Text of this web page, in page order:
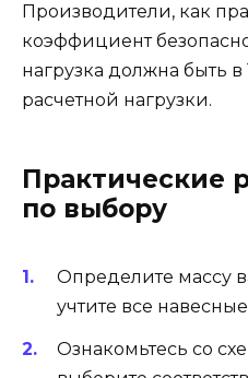
Производители, как
коэффициент
нагрузка должна быть в
расчетной нагрузки.
Практические
по выбору
Определите массу
учтите все
Ознакомьтесь со